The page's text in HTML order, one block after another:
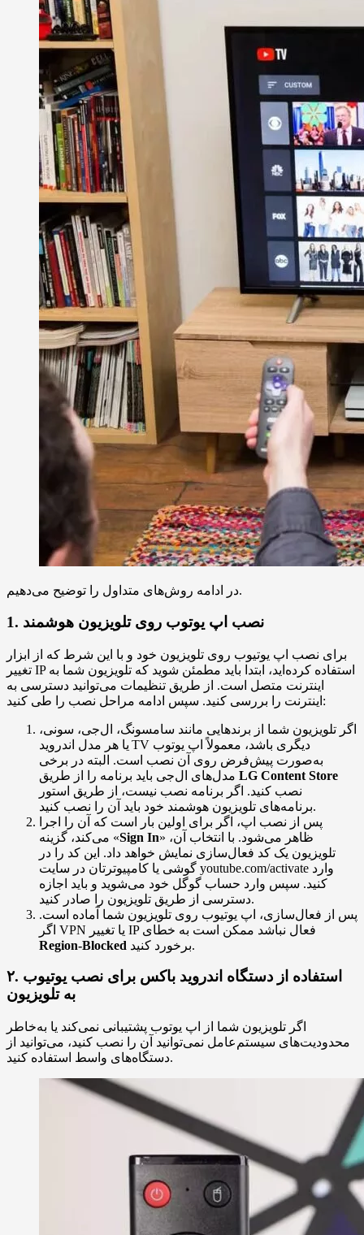
در ادامه روش‌های متداول را توضیح می‌دهیم.
1. نصب اپ یوتوب روی تلویزیون هوشمند
برای نصب اپ یوتیوب روی تلویزیون خود و با این شرط که از ابزار
تغییر IP استفاده کرده‌اید، ابتدا باید مطمئن شوید که تلویزیون شما به
اینترنت متصل است. از طریق تنظیمات می‌توانید دسترسی به
اینترنت را بررسی کنید. سپس ادامه مراحل نصب را طی کنید:
اگر تلویزیون شما از برندهایی مانند سامسونگ، ال‌جی، سونی،
یا هر مدل اندروید TV دیگری باشد، معمولاً اپ یوتوب
به‌صورت پیش‌فرض روی آن نصب است. البته در برخی
LG Content Store
نصب کنید. اگر برنامه نصب نیست، از طریق استور
برنامه‌های تلویزیون هوشمند خود باید آن را نصب کنید.
پس از نصب اپ، اگر برای اولین بار است که آن را اجرا
می‌کند، گزینه «Sign In» ظاهر می‌شود. با انتخاب آن،
تلویزیون یک کد فعال‌سازی نمایش خواهد داد. این کد را در
گوشی یا کامپیوترتان در سایت youtube.com/activate وارد
کنید. سپس وارد حساب گوگل خود می‌شوید و باید اجازه
دسترسی از طریق تلویزیون را صادر کنید.
پس از فعال‌سازی، اپ یوتیوب روی تلویزیون شما آماده است.
اگر VPN یا تغییر IP فعال نباشد ممکن است به خطای
Region‌‑Blocked
برخورد کنید.
۲. استفاده از دستگاه اندروید باکس برای نصب یوتیوب
به تلویزیون
اگر تلویزیون شما از اپ یوتوب پشتیبانی نمی‌کند یا به‌خاطر
محدودیت‌های سیستم‌عامل نمی‌توانید آن را نصب کنید، می‌توانید از
دستگاه‌های واسط استفاده کنید.